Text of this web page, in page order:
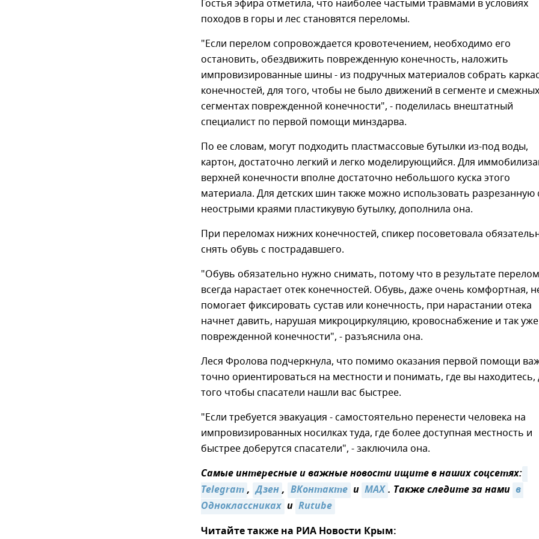
Гостья эфира отметила, что наиболее частыми травмами в условиях
походов в горы и лес становятся переломы.
"Если перелом сопровождается кровотечением, необходимо его
остановить, обездвижить поврежденную конечность, наложить
импровизированные шины - из подручных материалов собрать
конечностей, для того, чтобы не было движений в сегменте и смежных
сегментах поврежденной конечности", - поделилась внештатный
специалист по первой помощи минздарва.
По ее словам, могут подходить пластмассовые бутылки из-под воды,
картон, достаточно легкий и легко моделирующийся. Для
верхней конечности вполне достаточно небольшого куска этого
материала. Для детских шин также можно использовать разрезанную
неострыми краями пластикувую бутылку, дополнила она.
При переломах нижних конечностей, спикер посоветовала
снять обувь с пострадавшего.
"Обувь обязательно нужно снимать, потому что в результате
всегда нарастает отек конечностей. Обувь, даже очень комфортная,
помогает фиксировать сустав или конечность, при нарастании отека
начнет давить, нарушая микроциркуляцию, кровоснабжение и так уже
поврежденной конечности", - разъяснила она.
Леся Фролова подчеркнула, что помимо оказания первой помощи
точно ориентироваться на местности и понимать, где вы находитесь,
того чтобы спасатели нашли вас быстрее.
"Если требуется эвакуация - самостоятельно перенести человека на
импровизированных носилках туда, где более доступная местность и
быстрее доберутся спасатели", - заключила она.
Самые интересные и важные новости ищите в наших соцсетях:
Telegram, Дзен, ВКонтакте и MAX. Также следите за нами в
Одноклассниках и Rutube
Читайте также на РИА Новости Крым: